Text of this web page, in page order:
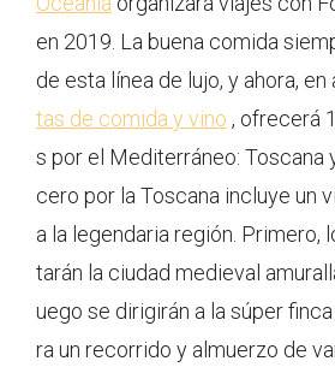
en 2019. La buena comida
de esta línea de lujo, y ahora,
tas de comida y vino , ofrecerá
s por el Mediterráneo: Toscana
cero por la Toscana incluye un
a la legendaria región. Primero,
tarán la ciudad medieval
uego se dirigirán a la súper
ra un recorrido y almuerzo de